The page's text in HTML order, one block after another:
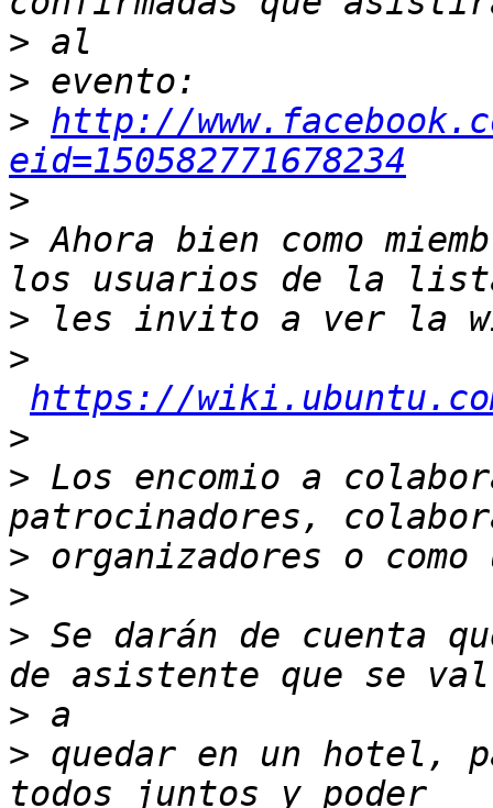
>
>
> http://
eid=150582771678234
>
> Ahora bien como
>
>
https://
>
> Los encomio a
>
>
> Se darán de cuenta
>
> quedar en un hotel,